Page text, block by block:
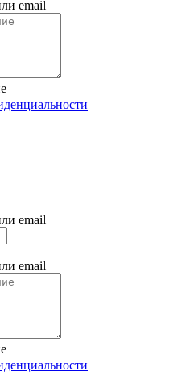
email
email
email